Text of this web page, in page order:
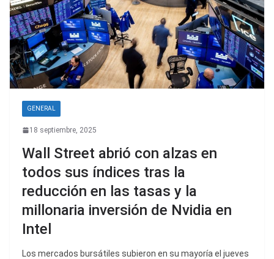
GENERAL
18 septiembre, 2025
Wall Street abrió con alzas en
todos sus índices tras la
reducción en las tasas y la
millonaria inversión de Nvidia en
Intel
Los mercados bursátiles subieron en su mayoría el jueves